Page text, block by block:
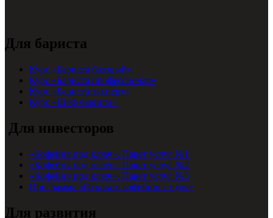
Для бариста
Курс «Бариста базовый»
Курс «Бариста профессионал»
Курс «Бариста эксперт»
Курс «Шеф-бариста»
Для инвесторов
«Кофейня под ключ». Пакет услуг №1
«Кофейня под ключ». Пакет услуг №2
«Кофейня под ключ». Пакет услуг №3
Программа «Открыть кофейню с нуля»
Для развития